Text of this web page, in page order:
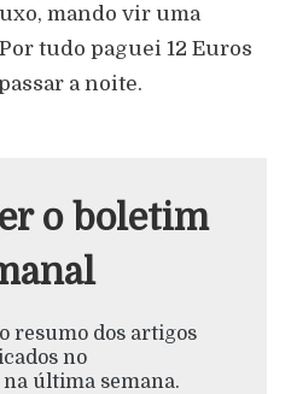
mando vir uma
tudo paguei 12 Euros
a noite.
o boletim
resumo dos artigos
no
última semana.